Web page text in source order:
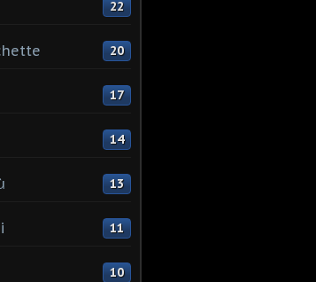
22
20
17
14
13
11
10